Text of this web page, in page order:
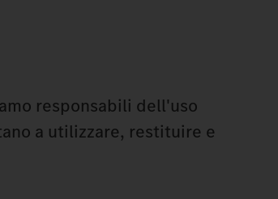
responsabili dell'uso
a utilizzare, restituire e